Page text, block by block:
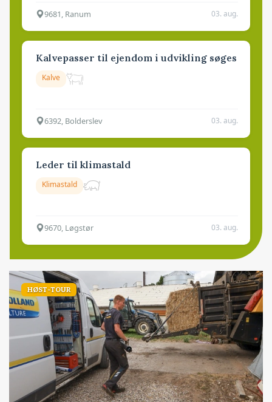
9681, Ranum 03. aug.
Kalvepasser til ejendom i udvikling søges
Kalve
6392, Bolderslev 03. aug.
Leder til klimastald
Klimastald
9670, Løgstør 03. aug.
HØST-TOUR